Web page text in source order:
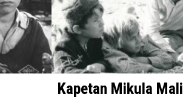
Kapetan Mikula Mali